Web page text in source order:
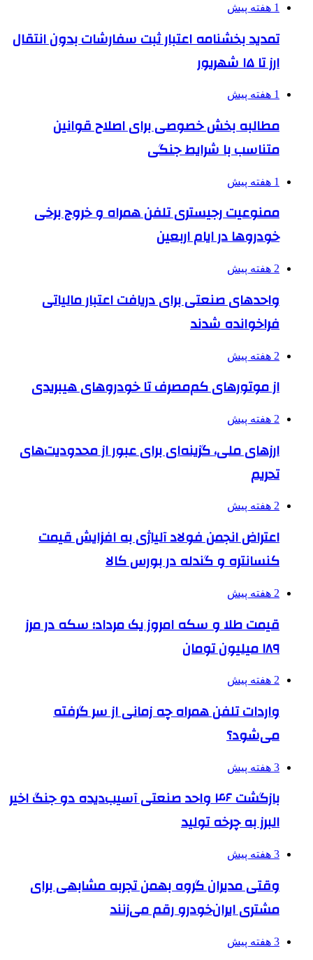
1 هفته پیش
تمدید بخشنامه اعتبار ثبت سفارشات بدون انتقال
ارز تا ۱۵ شهریور
1 هفته پیش
مطالبه بخش خصوصی برای اصلاح قوانین
متناسب با شرایط جنگی
1 هفته پیش
ممنوعیت رجیستری تلفن همراه و خروج برخی
خودروها در ایام اربعین
2 هفته پیش
واحدهای صنعتی برای دریافت اعتبار مالیاتی
فراخوانده شدند
2 هفته پیش
از موتورهای کم‌مصرف تا خودروهای هیبریدی
2 هفته پیش
ارزهای ملی، گزینه‌ای برای عبور از محدودیت‌های
تحریم
2 هفته پیش
اعتراض انجمن فولاد آلیاژی به افزایش قیمت
کنسانتره و گندله در بورس کالا
2 هفته پیش
قیمت طلا و سکه امروز یک مرداد؛ سکه در مرز
۱۸۹ میلیون تومان
2 هفته پیش
واردات تلفن همراه چه زمانی از سر گرفته
می‌شود؟
3 هفته پیش
بازگشت ۴۶ واحد صنعتی آسیب‌دیده دو جنگ اخیر
البرز به چرخه تولید
3 هفته پیش
وقتی مدیران گروه بهمن تجربه مشابهی برای
مشتری ایران‌خودرو رقم می‌زنند
3 هفته پیش